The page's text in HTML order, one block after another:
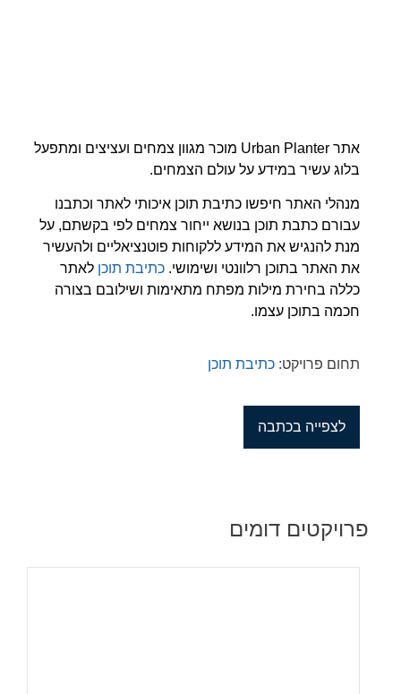
אתר Urban Planter מוכר מגוון צמחים ועציצים ומתפעל
בלוג עשיר במידע על עולם הצמחים.
מנהלי האתר חיפשו כתיבת תוכן איכותי לאתר וכתבנו
עבורם כתבת תוכן בנושא ייחור צמחים לפי בקשתם, על
מנת להנגיש את המידע ללקוחות פוטנציאליים ולהעשיר
את האתר בתוכן רלוונטי ושימושי. כתיבת תוכן לאתר
כללה בחירת מילות מפתח מתאימות ושילובם בצורה
חכמה בתוכן עצמו.
תחום פרויקט: כתיבת תוכן
לצפייה בכתבה
פרויקטים דומים